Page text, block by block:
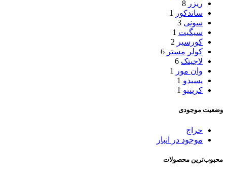
ریزر 8
ساندکور
1
سونی 3
سیگیت 1
کورسیر 2
کولر مستر 6
لاجیتک 6
وان مور
1
یسیدو 1
کریتیو 1
وضعیت موجودی
حراج
موجود در انبار
محبوب‌ترین محصولات